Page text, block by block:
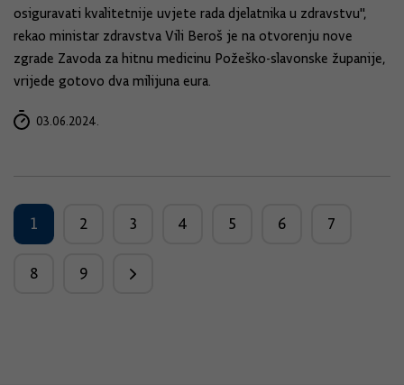
osiguravati kvalitetnije uvjete rada djelatnika u zdravstvu",
rekao ministar zdravstva Vili Beroš je na otvorenju nove
zgrade Zavoda za hitnu medicinu Požeško-slavonske županije,
vrijede gotovo dva milijuna eura.
03.06.2024.
1 2 3 4 5 6 7
8 9